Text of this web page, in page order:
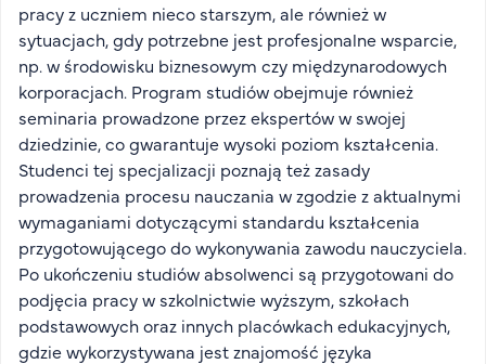
pracy z uczniem nieco starszym, ale również w
sytuacjach, gdy potrzebne jest profesjonalne wsparcie,
np. w środowisku biznesowym czy międzynarodowych
korporacjach. Program studiów obejmuje również
seminaria prowadzone przez ekspertów w swojej
dziedzinie, co gwarantuje wysoki poziom kształcenia.
Studenci tej specjalizacji poznają też zasady
prowadzenia procesu nauczania w zgodzie z aktualnymi
wymaganiami dotyczącymi standardu kształcenia
przygotowującego do wykonywania zawodu nauczyciela.
Po ukończeniu studiów absolwenci są przygotowani do
podjęcia pracy w szkolnictwie wyższym, szkołach
podstawowych oraz innych placówkach edukacyjnych,
gdzie wykorzystywana jest znajomość języka